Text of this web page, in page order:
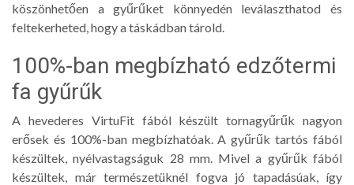
köszönhetően a gyűrűket könnyedén leválaszthatod és
feltekerheted, hogy a táskádban tárold.
100%-ban megbízható edzőtermi
fa gyűrűk
A hevederes VirtuFit fából készült tornagyűrűk nagyon
erősek és 100%-ban megbízhatóak. A gyűrűk tartós fából
készültek, nyélvastagságuk 28 mm. Mivel a gyűrűk fából
készültek, már természetüknél fogva jó tapadásúak, így